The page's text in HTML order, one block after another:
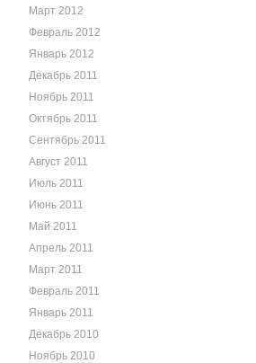
Март 2012
Февраль 2012
Январь 2012
Декабрь 2011
Ноябрь 2011
Октябрь 2011
Сентябрь 2011
Август 2011
Июль 2011
Июнь 2011
Май 2011
Апрель 2011
Март 2011
Февраль 2011
Январь 2011
Декабрь 2010
Ноябрь 2010